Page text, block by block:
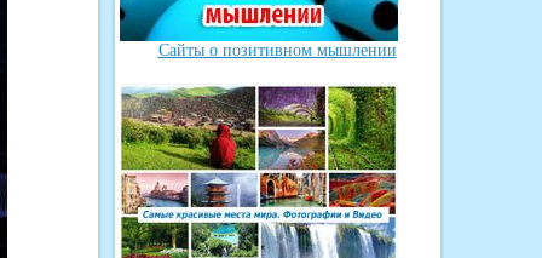
Сайты о позитивном мышлении